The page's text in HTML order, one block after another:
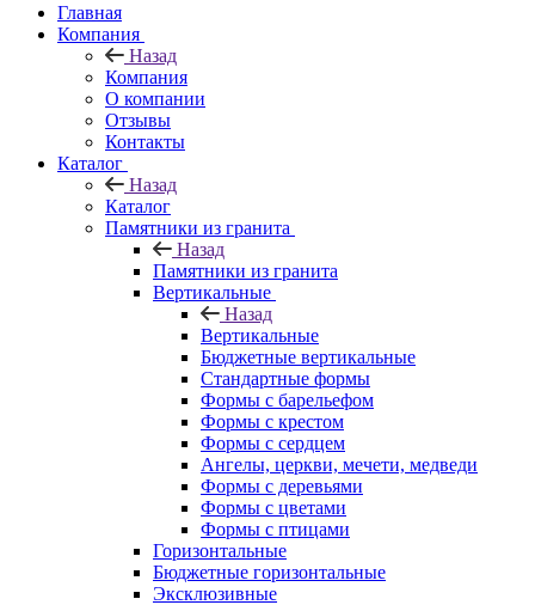
Главная
Компания
Назад
Компания
О компании
Отзывы
Контакты
Каталог
Назад
Каталог
Памятники из гранита
Назад
Памятники из гранита
Вертикальные
Назад
Вертикальные
Бюджетные вертикальные
Стандартные формы
Формы с барельефом
Формы с крестом
Формы с сердцем
Ангелы, церкви, мечети, медведи
Формы с деревьями
Формы с цветами
Формы с птицами
Горизонтальные
Бюджетные горизонтальные
Эксклюзивные